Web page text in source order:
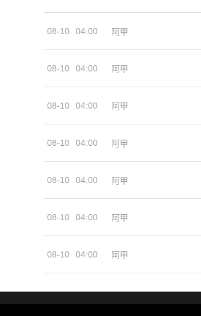
08-10 04:00 阿甲
08-10 04:00 阿甲
08-10 04:00 阿甲
08-10 04:00 阿甲
08-10 04:00 阿甲
08-10 04:00 阿甲
08-10 04:00 阿甲